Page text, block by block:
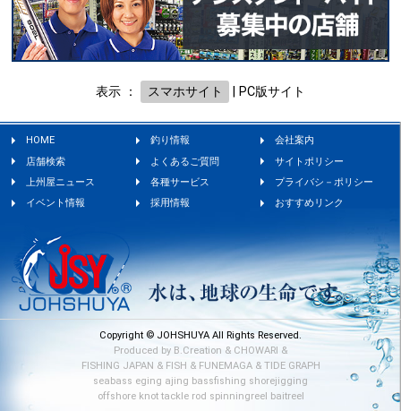
表示 ： スマホサイト PC版サイト
HOME 釣り情報
会社案内
店舗検索
よくあるご質問
サイトポリシー
上州屋ニュース
各種サービス
プライバシ－ポリシー
イベント情報
採用情報 おすすめリンク
Copyright © JOHSHUYA All Rights Reserved.
Produced by B.Creation & CHOWARI &
FISHING JAPAN & FISH & FUNEMAGA& TIDE GRAPH
seabass eging ajing bassfishing shorejigging
offshore knot tackle rod spinningreel baitreel